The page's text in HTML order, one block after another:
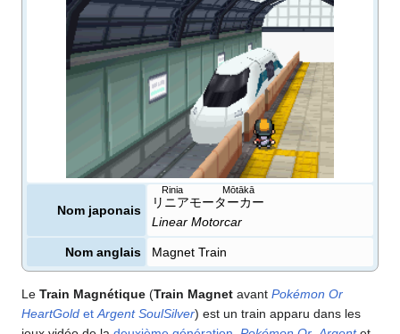
Nom japonais
リニアモーターカー
Rinia Mōtākā
Linear Motorcar
Nom anglais Magnet Train
Le Train Magnétique (Train Magnet avant Pokémon Or
HeartGold et Argent SoulSilver) est un train apparu dans les